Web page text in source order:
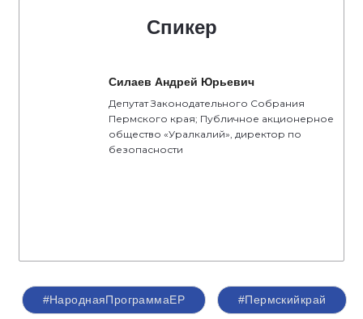
Спикер
Силаев Андрей Юрьевич
Депутат Законодательного Собрания
Пермского края; Публичное акционерное
общество «Уралкалий», директор по
безопасности
#НароднаяПрограммаЕР #Пермскийкрай